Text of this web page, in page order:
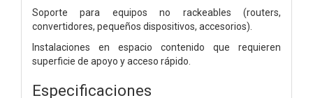
Soporte para equipos no rackeables (routers,
convertidores, pequeños dispositivos, accesorios).
Instalaciones en espacio contenido que requieren
superficie de apoyo y acceso rápido.
Especificaciones